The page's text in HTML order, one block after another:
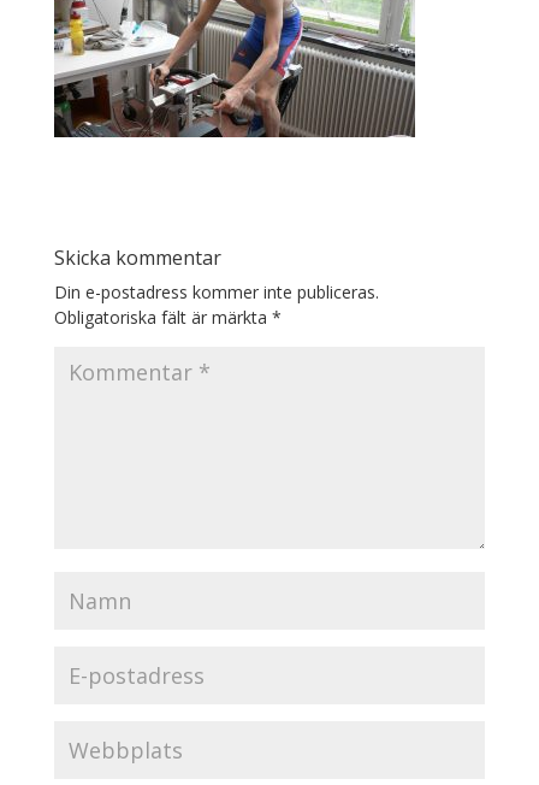
Skicka kommentar
Din e-postadress kommer inte publiceras.
Obligatoriska fält är märkta *